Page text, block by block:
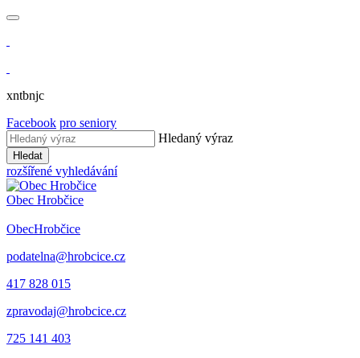
xntbnjc
Facebook pro seniory
Hledaný výraz
Hledat
rozšířené vyhledávání
Obec Hrobčice
ObecHrobčice
podatelna@hrobcice.cz
417 828 015
zpravodaj@hrobcice.cz
725 141 403